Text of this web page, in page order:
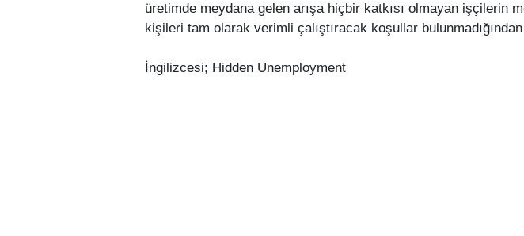
üretimde meydana gelen arışa hiçbir katkısı olmayan işçilerin
kişileri tam olarak verimli çalıştıracak koşullar
İngilizcesi; Hidden Unemployment